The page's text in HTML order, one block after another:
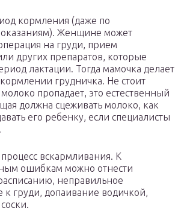
кормления (даже по
Женщине может
на груди, прием
других препаратов, которые
лактации. Тогда мамочка делает
грудничка. Не стоит
молоко пропадает, это естественный
должна сцеживать молоко, как
его ребенку, если специалисты
вскармливания. К
ошибкам можно отнести
неправильное
к груди, допаивание водичкой,